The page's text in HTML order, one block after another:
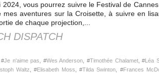
2024, vous pourrez suivre le Festival de
mes aventures sur la Croisette, à suivre en
de chaque projection,...
DISPATCH
#Je n'aime pas , #Wes Anderson , #Timothée Chalamet, #Léa
Waltz , #Elisabeth Moss , #Tilda Swinton , #Frances